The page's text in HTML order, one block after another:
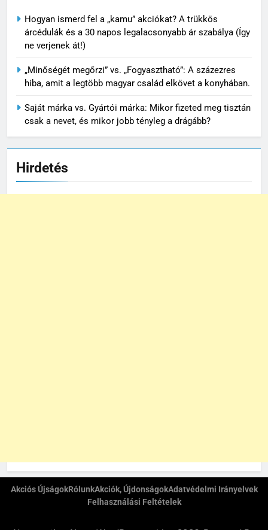
Hogyan ismerd fel a „kamu” akciókat? A trükkös
árcédulák és a 30 napos legalacsonyabb ár szabálya (Így
ne verjenek át!)
„Minőségét megőrzi” vs. „Fogyasztható”: A százezres
hiba, amit a legtöbb magyar család elkövet a konyhában.
Saját márka vs. Gyártói márka: Mikor fizeted meg tisztán
csak a nevet, és mikor jobb tényleg a drágább?
Hirdetés
Akciós ÚjságokRólunkAkciók, ÚjdonságokAdatvédelmi Irányelvek
Felhasználási Feltételek